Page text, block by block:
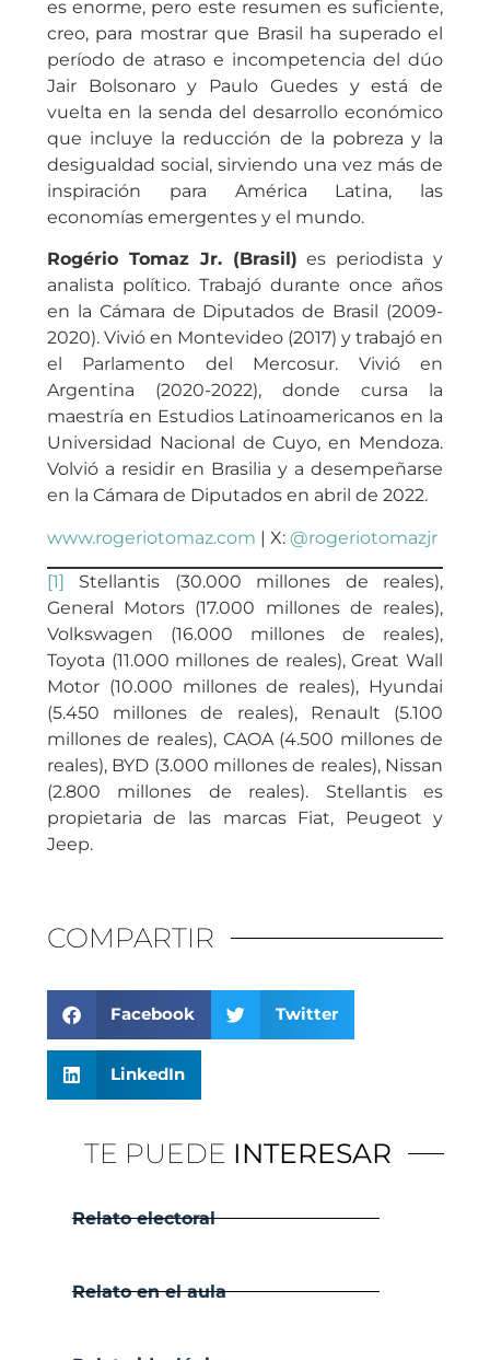
es enorme, pero este resumen es suficiente,
creo, para mostrar que Brasil ha superado el
período de atraso e incompetencia del dúo
Jair Bolsonaro y Paulo Guedes y está de
vuelta en la senda del desarrollo económico
que incluye la reducción de la pobreza y la
desigualdad social, sirviendo una vez más de
inspiración para América Latina, las
economías emergentes y el mundo.
Rogério Tomaz Jr. (Brasil) es periodista y
analista político. Trabajó durante once años
en la Cámara de Diputados de Brasil (2009-
2020). Vivió en Montevideo (2017) y trabajó en
el Parlamento del Mercosur. Vivió en
Argentina (2020-2022), donde cursa la
maestría en Estudios Latinoamericanos en la
Universidad Nacional de Cuyo, en Mendoza.
Volvió a residir en Brasilia y a desempeñarse
en la Cámara de Diputados en abril de 2022.
www.rogeriotomaz.com | X: @rogeriotomazjr
[1] Stellantis (30.000 millones de reales),
General Motors (17.000 millones de reales),
Volkswagen (16.000 millones de reales),
Toyota (11.000 millones de reales), Great Wall
Motor (10.000 millones de reales), Hyundai
(5.450 millones de reales), Renault (5.100
millones de reales), CAOA (4.500 millones de
reales), BYD (3.000 millones de reales), Nissan
(2.800 millones de reales). Stellantis es
propietaria de las marcas Fiat, Peugeot y
Jeep.
COMPARTIR
Facebook Twitter
LinkedIn
TE PUEDE INTERESAR
Relato electoral
Relato en el aula